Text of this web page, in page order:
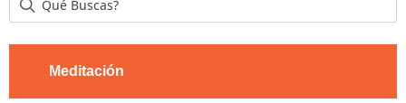
Meditación